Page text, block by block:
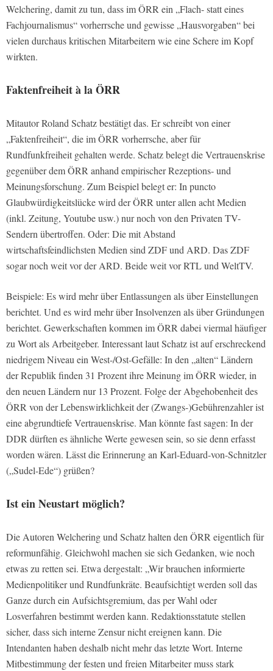
Welchering, damit zu tun, dass im ÖRR ein „Flach- statt eines
Fachjournalismus“ vorherrsche und gewisse „Hausvorgaben“ bei
vielen durchaus kritischen Mitarbeitern wie eine Schere im Kopf
wirkten.
Faktenfreiheit à la ÖRR
Mitautor Roland Schatz bestätigt das. Er schreibt von einer
„Faktenfreiheit“, die im ÖRR vorherrsche, aber für
Rundfunkfreiheit gehalten werde. Schatz belegt die Vertrauenskrise
gegenüber dem ÖRR anhand empirischer Rezeptions- und
Meinungsforschung. Zum Beispiel belegt er: In puncto
Glaubwürdigkeitslücke wird der ÖRR unter allen acht Medien
(inkl. Zeitung, Youtube usw.) nur noch von den Privaten TV-
Sendern übertroffen. Oder: Die mit Abstand
wirtschaftsfeindlichsten Medien sind ZDF und ARD. Das ZDF
sogar noch weit vor der ARD. Beide weit vor RTL und WeltTV.
Beispiele: Es wird mehr über Entlassungen als über Einstellungen
berichtet. Und es wird mehr über Insolvenzen als über Gründungen
berichtet. Gewerkschaften kommen im ÖRR dabei viermal häufiger
zu Wort als Arbeitgeber. Interessant laut Schatz ist auf erschreckend
niedrigem Niveau ein West-/Ost-Gefälle: In den „alten“ Ländern
der Republik finden 31 Prozent ihre Meinung im ÖRR wieder, in
den neuen Ländern nur 13 Prozent. Folge der Abgehobenheit des
ÖRR von der Lebenswirklichkeit der (Zwangs-)Gebührenzahler ist
eine abgrundtiefe Vertrauenskrise. Man könnte fast sagen: In der
DDR dürften es ähnliche Werte gewesen sein, so sie denn erfasst
worden wären. Lässt die Erinnerung an Karl-Eduard-von-Schnitzler
(„Sudel-Ede“) grüßen?
Ist ein Neustart möglich?
Die Autoren Welchering und Schatz halten den ÖRR eigentlich für
reformunfähig. Gleichwohl machen sie sich Gedanken, wie noch
etwas zu retten sei. Etwa dergestalt: „Wir brauchen informierte
Medienpolitiker und Rundfunkräte. Beaufsichtigt werden soll das
Ganze durch ein Aufsichtsgremium, das per Wahl oder
Losverfahren bestimmt werden kann. Redaktionsstatute stellen
sicher, dass sich interne Zensur nicht ereignen kann. Die
Intendanten haben deshalb nicht mehr das letzte Wort. Interne
Mitbestimmung der festen und freien Mitarbeiter muss stark